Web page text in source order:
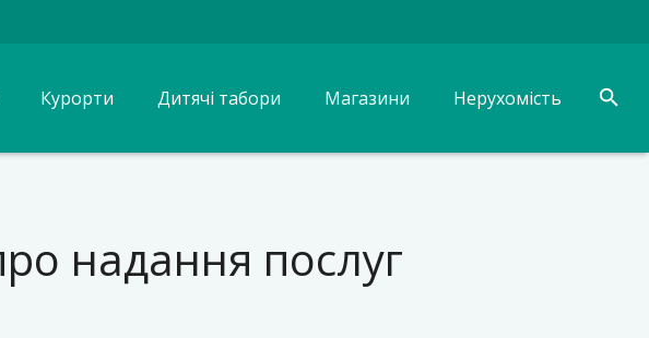
Курорти Дитячі табори Магазини Нерухомість
надання послуг